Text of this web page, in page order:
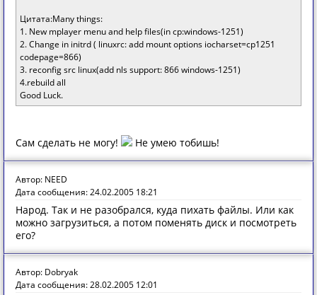
Цитата:Many things:
1. New mplayer menu and help files(in cp:windows-1251)
2. Change in initrd ( linuxrc: add mount options iocharset=cp1251
codepage=866)
3. reconfig src linux(add nls support: 866 windows-1251)
4.rebuild all
Good Luck.
Сам сделать не могу! Не умею тобишь!
Автор: NEED
Дата сообщения: 24.02.2005 18:21
Народ. Так и не разобрался, куда пихать файлы. Или как
можно загрузиться, а потом поменять диск и посмотреть
его?
Автор: Dobryak
Дата сообщения: 28.02.2005 12:01